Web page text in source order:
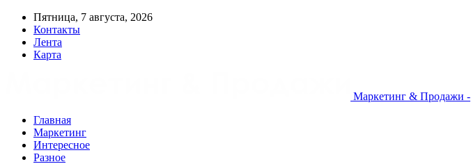
Пятница, 7 августа, 2026
Контакты
Лента
Карта
Маркетинг & Продажи -
Главная
Маркетинг
Интересное
Разное